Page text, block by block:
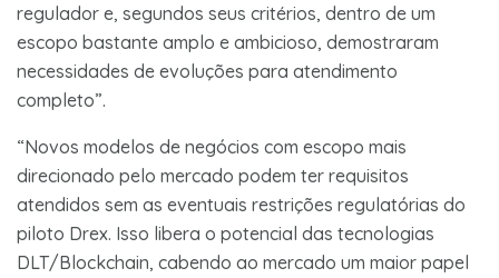
regulador e, segundos seus critérios, dentro de um
escopo bastante amplo e ambicioso, demostraram
necessidades de evoluções para atendimento
completo”.
“Novos modelos de negócios com escopo mais
direcionado pelo mercado podem ter requisitos
atendidos sem as eventuais restrições regulatórias do
piloto Drex. Isso libera o potencial das tecnologias
DLT/Blockchain, cabendo ao mercado um maior papel